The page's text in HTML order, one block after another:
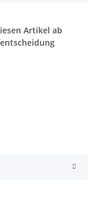
Artikel ab